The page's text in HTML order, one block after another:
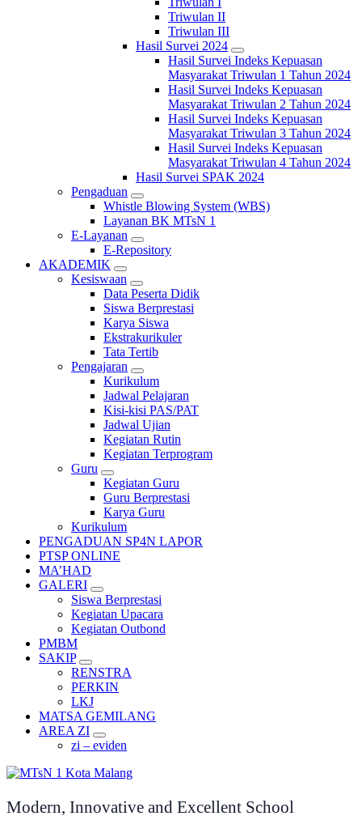
Triwulan II
Triwulan III
Hasil Survei 2024
Hasil Survei Indeks Kepuasan
Masyarakat Triwulan 1 Tahun 2024
Hasil Survei Indeks Kepuasan
Masyarakat Triwulan 2 Tahun 2024
Hasil Survei Indeks Kepuasan
Masyarakat Triwulan 3 Tahun 2024
Hasil Survei Indeks Kepuasan
Masyarakat Triwulan 4 Tahun 2024
Hasil Survei SPAK 2024
Pengaduan
Whistle Blowing System (WBS)
Layanan BK MTsN 1
E-Layanan
E-Repository
AKADEMIK
Kesiswaan
Data Peserta Didik
Siswa Berprestasi
Karya Siswa
Ekstrakurikuler
Tata Tertib
Pengajaran
Kurikulum
Jadwal Pelajaran
Kisi-kisi PAS/PAT
Jadwal Ujian
Kegiatan Rutin
Kegiatan Terprogram
Guru
Kegiatan Guru
Guru Berprestasi
Karya Guru
Kurikulum
PENGADUAN SP4N LAPOR
PTSP ONLINE
MA’HAD
GALERI
Siswa Berprestasi
Kegiatan Upacara
Kegiatan Outbond
PMBM
SAKIP
RENSTRA
PERKIN
LKJ
MATSA GEMILANG
AREA ZI
zi – eviden
Modern, Innovative and Excellent School